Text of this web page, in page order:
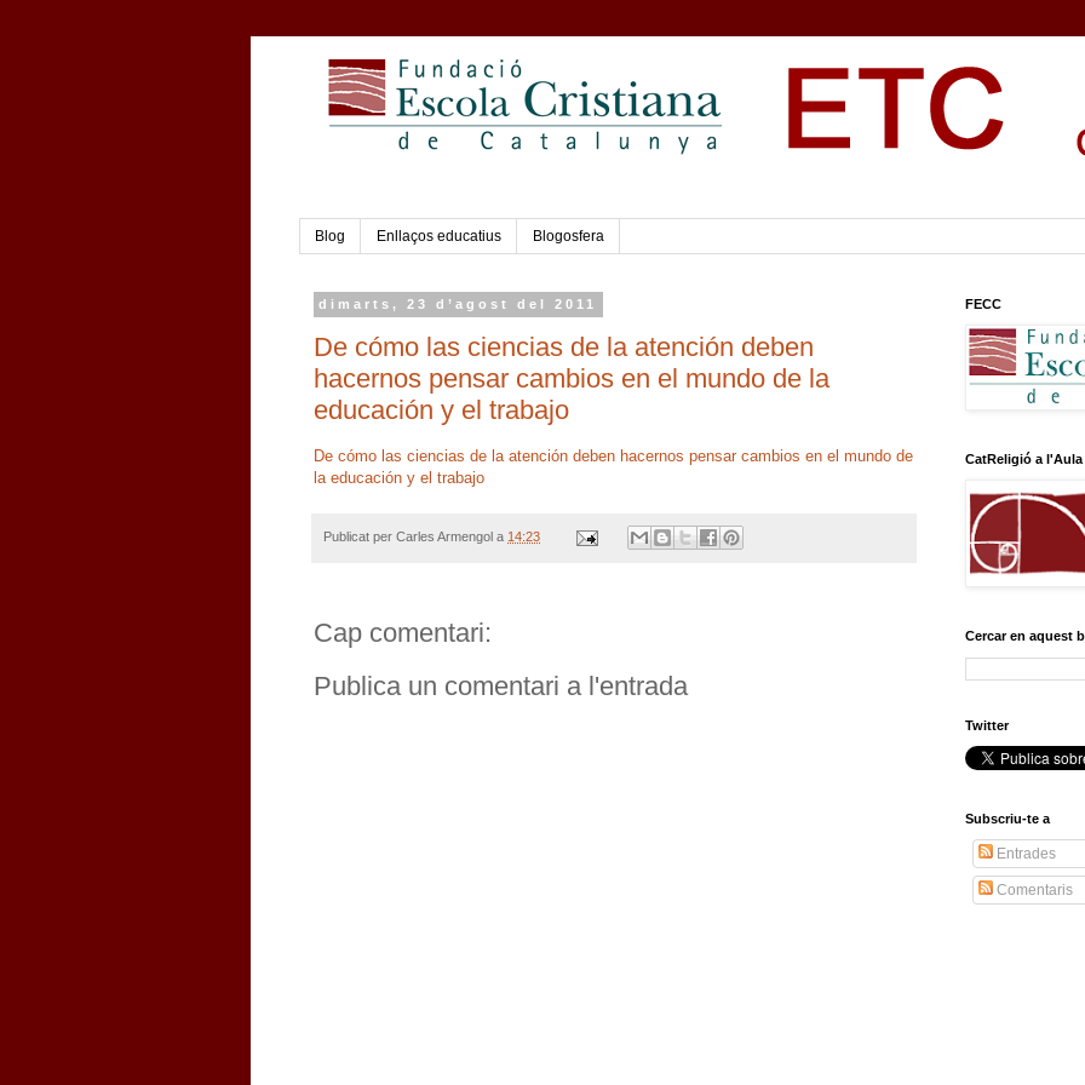
Blog Enllaços educatius Blogosfera
dimarts, 23 d’agost del 2011
De cómo las ciencias de la atención deben
hacernos pensar cambios en el mundo de la
educación y el trabajo
De cómo las ciencias de la atención deben hacernos pensar cambios en el mundo de
la educación y el trabajo
Publicat per Carles Armengol a 14:23
Cap comentari:
Publica un comentari a l'entrada
FECC
CatReligió a l'Aula
Cercar en aquest
Twitter
Subscriu-te a
Entrades
Comentaris